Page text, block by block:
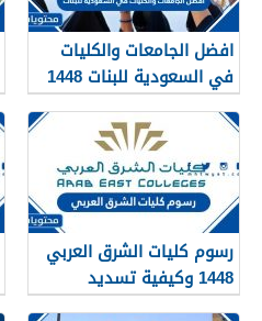
افضل الجامعات والكليات
في السعودية للبنات 1448
رسوم كليات الشرق العربي
1448 وكيفية تسديد
الرسوم